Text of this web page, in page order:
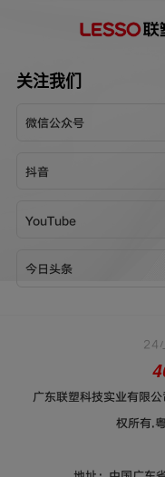
关注我们
微信公众号
抖音
YouTube
今日头条
广东联塑科技实业有限
权所有.
24